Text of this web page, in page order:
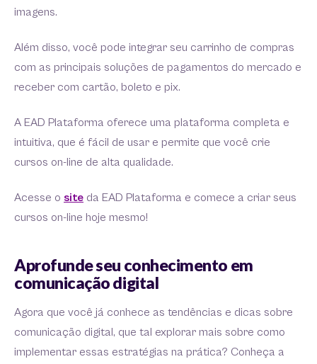
imagens.
Além disso, você pode integrar seu carrinho de compras
com as principais soluções de pagamentos do mercado e
receber com cartão, boleto e pix.
A EAD Plataforma oferece uma plataforma completa e
intuitiva, que é fácil de usar e permite que você crie
cursos on-line de alta qualidade.
Acesse o site da EAD Plataforma e comece a criar seus
cursos on-line hoje mesmo!
Aprofunde seu conhecimento em
comunicação digital
Agora que você já conhece as tendências e dicas sobre
comunicação digital, que tal explorar mais sobre como
implementar essas estratégias na prática? Conheça a